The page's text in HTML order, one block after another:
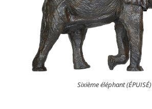
Sixième éléphant (ÉPUISÉ)